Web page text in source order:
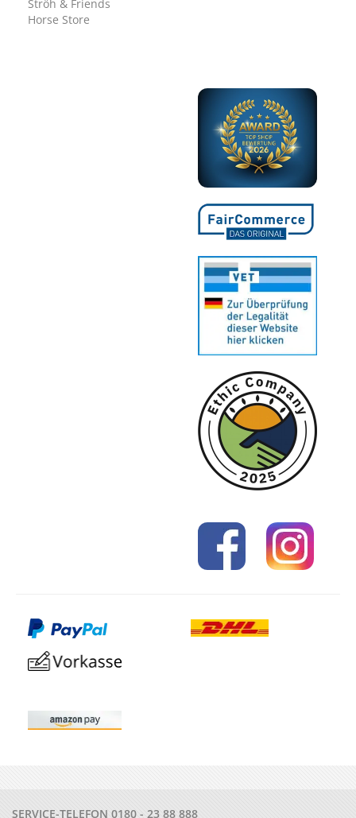
Ströh & Friends
Horse Store
SERVICE-TELEFON 0180 - 23 88 888